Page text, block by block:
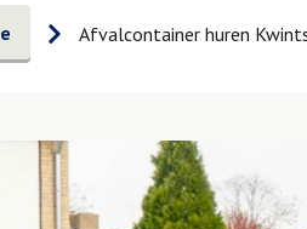
Afvalcontainer huren